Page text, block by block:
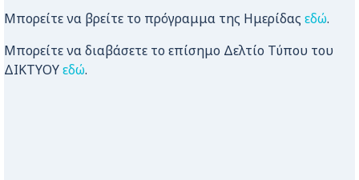
Μπορείτε να βρείτε το πρόγραμμα της Ημερίδας εδώ.
Μπορείτε να διαβάσετε το επίσημο Δελτίο Τύπου του
ΔΙΚΤΥΟΥεδώ.